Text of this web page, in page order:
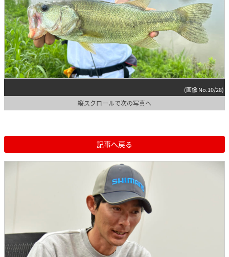
(画像 No.10/28)
縦スクロールで次の写真へ
記事へ戻る